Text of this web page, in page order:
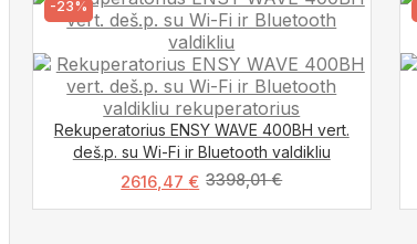
-23%
Rekuperatorius ENSY WAVE 400BH vert.
deš.p. su Wi-Fi ir Bluetooth valdikliu
2616,47 € 3398,01€